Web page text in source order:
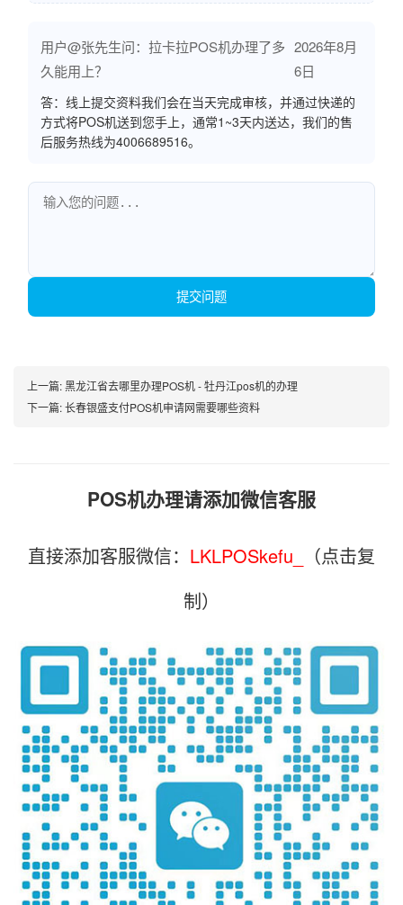
用户@张先生问：拉卡拉POS机办理了多
久能用上？
2026年8月
6日
答：线上提交资料我们会在当天完成审核，并通过快递的
方式将POS机送到您手上，通常1~3天内送达，我们的售
后服务热线为4006689516。
提交问题
上一篇:黑龙江省去哪里办理POS机 - 牡丹江pos机的办理
下一篇:长春银盛支付POS机申请网需要哪些资料
POS机办理请添加微信客服
直接添加客服微信： LKLPOSkefu_
（点击复
制）